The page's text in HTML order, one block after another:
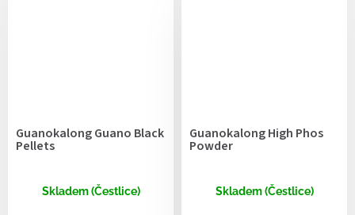
Guanokalong Guano Black
Pellets
Skladem (Čestlice)
Guanokalong High Phos
Powder
Skladem (Čestlice)